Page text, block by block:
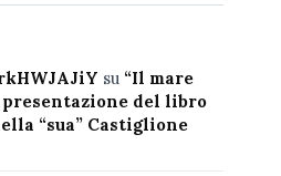
su “Il mare
del libro
“sua” Castiglione